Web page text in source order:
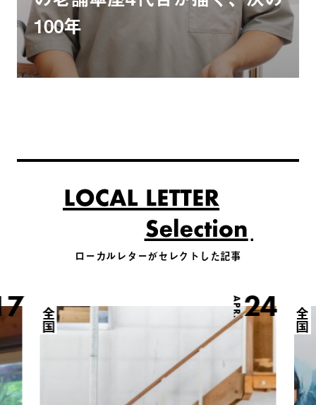
100年
ローカルレターがセレクトした記事
APR.24
全国 全国